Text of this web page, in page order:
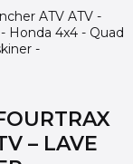
– LAVE